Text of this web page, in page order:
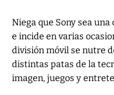
Niega que Sony sea
e incide en varias
división móvil se nutre
distintas patas de la
imagen, juegos y